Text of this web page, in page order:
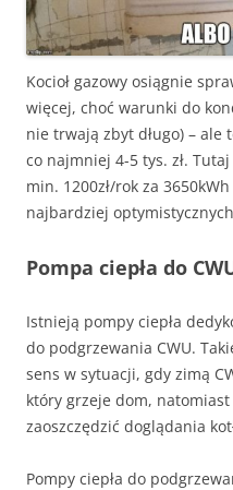
Kocioł gazowy osiągnie
więcej, choć warunki do
nie trwają zbyt długo) – ale
co najmniej 4-5 tys. zł.
min. 1200zł/rok za
najbardziej
Pompa ciepła do
Istnieją pompy ciepła
do podgrzewania CWU.
sens w sytuacji, gdy zimą
który grzeje dom,
zaoszczędzić doglądania
Pompy ciepła do